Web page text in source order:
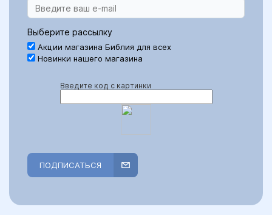
Выберите рассылку
Акции магазина Библия для всех
Новинки нашего магазина
Введите код с картинки
ПОДПИСАТЬСЯ